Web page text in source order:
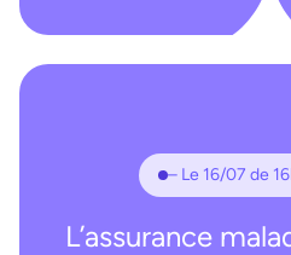
– Le 16/07 de
L’assurance